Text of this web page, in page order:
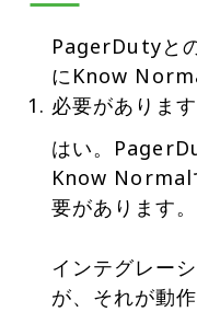
PagerDutyと
にKnow
必要がありま
はい。
Know Normal
要があります。
インテグレー
が、それが動